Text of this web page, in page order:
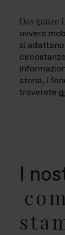
Das ganze
ovvero
si
storia, i
troverete
I